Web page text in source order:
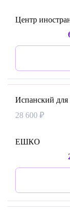
Центр
Испанский для
28 600 ₽
ЕШКО